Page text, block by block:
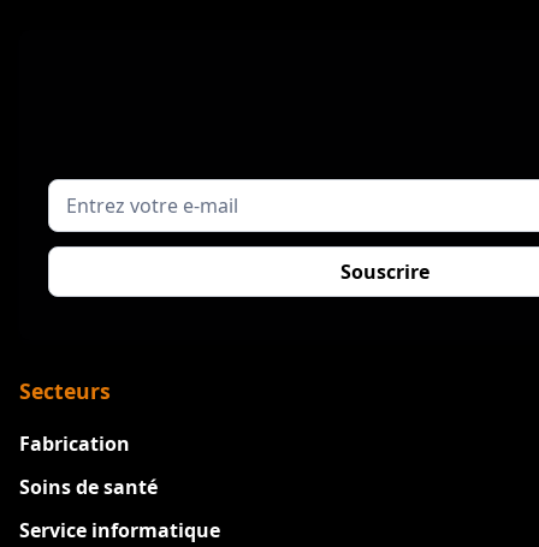
Secteurs
Fabrication
Soins de santé
Service informatique